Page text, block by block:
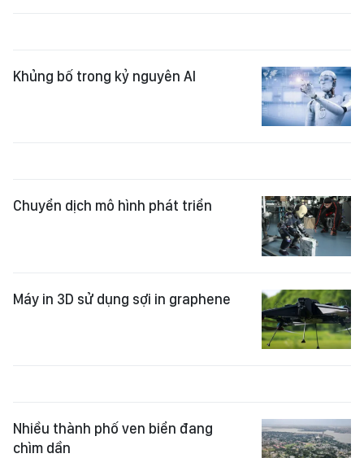
Khủng bố trong kỷ nguyên AI
Chuyển dịch mô hình phát triển
Máy in 3D sử dụng sợi in graphene
Nhiều thành phố ven biển đang
chìm dần